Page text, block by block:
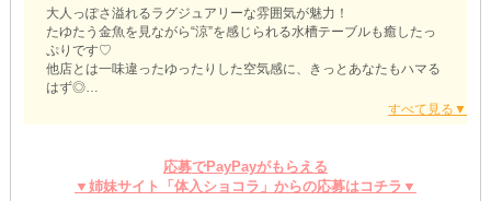
大人っぽさ溢れるラグジュアリーな雰囲気が魅力！
たゆたう金魚を見ながら“涼”を感じられる水槽テーブルも癒したっ
ぷりです♡
他店とは一味違ったゆったりした空気感に、きっとあなたもハマる
はず◎
◆思い立ったタイミングでスタート◆
お仕事の際に着る衣装は《レンタル》が可能です！
「夜職用の服なんて持ってない…」
応募でPayPayがもらえる
▼姉妹サイト「体入ショコラ」からの応募はコチラ▼